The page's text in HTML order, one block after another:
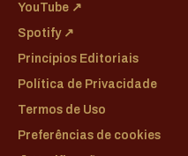
YouTube ↗
Spotify ↗
Princípios Editoriais
Política de Privacidade
Termos de Uso
Preferências de cookies